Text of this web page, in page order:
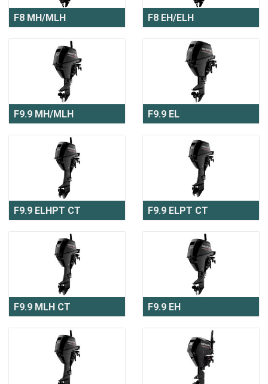
F8 MH/MLH F8 EH/ELH
F9.9 MH/MLH F9.9 EL
F9.9 ELHPT CT F9.9 ELPT CT
F9.9 MLH CT F9.9 EH